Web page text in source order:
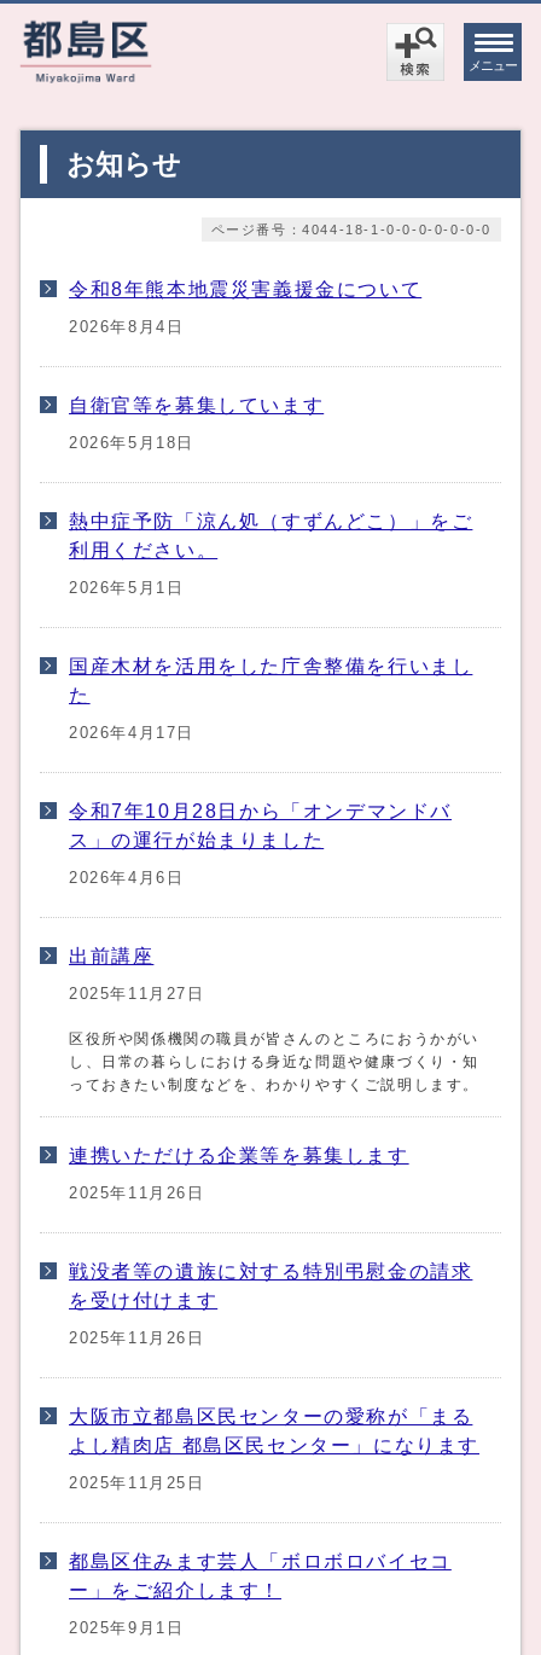
メニュー
お知らせ
ページ番号：4044-18-1-0-0-0-0-0-0-0
令和8年熊本地震災害義援金について
2026年8月4日
自衛官等を募集しています
2026年5月18日
熱中症予防「涼ん処（すずんどこ）」をご
利用ください。
2026年5月1日
国産木材を活用をした庁舎整備を行いまし
た
2026年4月17日
令和7年10月28日から「オンデマンドバ
ス」の運行が始まりました
2026年4月6日
出前講座
2025年11月27日
区役所や関係機関の職員が皆さんのところにおうかがい
し、日常の暮らしにおける身近な問題や健康づくり・知
っておきたい制度などを、わかりやすくご説明します。
連携いただける企業等を募集します
2025年11月26日
戦没者等の遺族に対する特別弔慰金の請求
を受け付けます
2025年11月26日
大阪市立都島区民センターの愛称が「まる
よし精肉店 都島区民センター」になります
2025年11月25日
都島区住みます芸人「ボロボロバイセコ
ー」をご紹介します！
2025年9月1日